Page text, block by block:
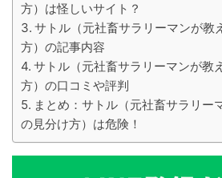
方）は怪しいサイト？
サトル（元社畜サラリーマンが教
方）の記事内容
サトル（元社畜サラリーマンが教
方）の口コミや評判
まとめ：サトル（元社畜サラリー
の見分け方）は危険！